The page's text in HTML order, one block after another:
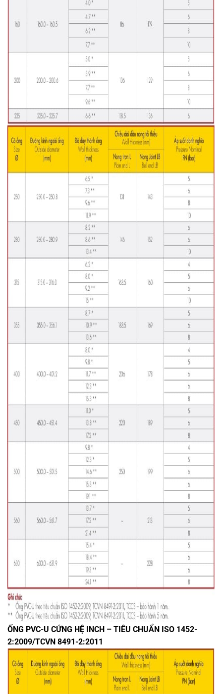
ỐNG PVC-U CỨNG HỆ INCH – TIÊU CHUẨN ISO 1452-
2:2009/TCVN 8491-2:2011